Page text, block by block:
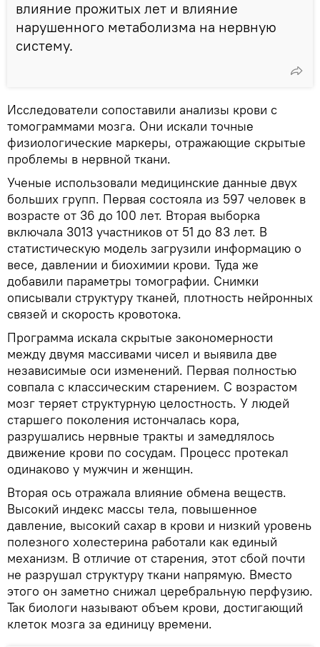
влияние прожитых лет и влияние
нарушенного метаболизма на нервную
систему.
Исследователи сопоставили анализы крови с
томограммами мозга. Они искали точные
физиологические маркеры, отражающие скрытые
проблемы в нервной ткани.
Ученые использовали медицинские данные двух
больших групп. Первая состояла из 597 человек в
возрасте от 36 до 100 лет. Вторая выборка
включала 3013 участников от 51 до 83 лет. В
статистическую модель загрузили информацию о
весе, давлении и биохимии крови. Туда же
добавили параметры томографии. Снимки
описывали структуру тканей, плотность нейронных
связей и скорость кровотока.
Программа искала скрытые закономерности
между двумя массивами чисел и выявила две
независимые оси изменений. Первая полностью
совпала с классическим старением. С возрастом
мозг теряет структурную целостность. У людей
старшего поколения истончалась кора,
разрушались нервные тракты и замедлялось
движение крови по сосудам. Процесс протекал
одинаково у мужчин и женщин.
Вторая ось отражала влияние обмена веществ.
Высокий индекс массы тела, повышенное
давление, высокий сахар в крови и низкий уровень
полезного холестерина работали как единый
механизм. В отличие от старения, этот сбой почти
не разрушал структуру ткани напрямую. Вместо
этого он заметно снижал церебральную перфузию.
Так биологи называют объем крови, достигающий
клеток мозга за единицу времени.